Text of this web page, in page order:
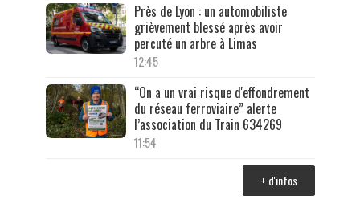
Près de Lyon : un automobiliste
grièvement blessé après avoir
percuté un arbre à Limas
12:45
“On a un vrai risque d'effondrement
du réseau ferroviaire” alerte
l’association du Train 634269
11:54
+ d'infos